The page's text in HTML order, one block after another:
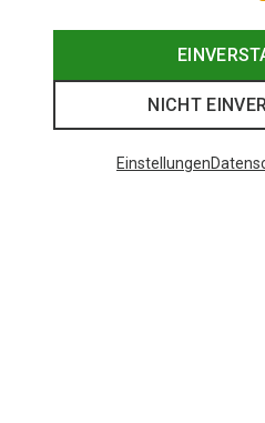
NICHT
Einstellungen